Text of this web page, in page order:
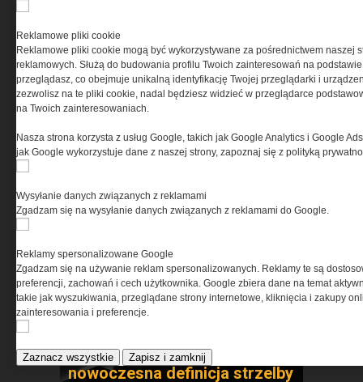
laboratorium
Security Expo 2026 – trzy dni
liderów branży
bezpieczeństwa
Benelli Nova 3 Tactical –
nowoczesna definicja strzelby
Reklamowe pliki cookie
Reklamowe pliki cookie mogą być wykorzystywane za pośrednictwem naszej
reklamowych. Służą do budowania profilu Twoich zainteresowań na
przeglądasz, co obejmuje unikalną identyfikację Twojej przeglądarki i
zezwolisz na te pliki cookie, nadal będziesz widzieć w przeglądarce
na Twoich zainteresowaniach.
Nasza strona korzysta z usług Google, takich jak Google Analytics i Google
jak Google wykorzystuje dane z naszej strony, zapoznaj się z polityką
Wysyłanie danych związanych z reklamami
Zgadzam się na wysyłanie danych związanych z reklamami do Google.
Reklamy spersonalizowane Google
Zgadzam się na używanie reklam spersonalizowanych. Reklamy te są
preferencji, zachowań i cech użytkownika. Google zbiera dane na temat
takie jak wyszukiwania, przeglądane strony internetowe, kliknięcia i zakupy
zainteresowania i preferencje.
Zaznacz wszystkie Zapisz i zamknij